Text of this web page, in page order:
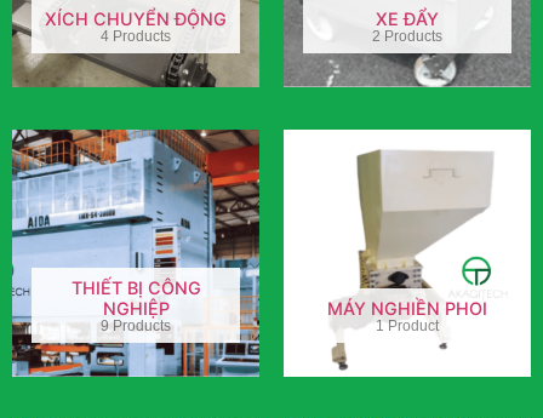
XÍCH CHUYỂN ĐỘNG
4 Products
XE ĐẨY
2 Products
THIẾT BỊ CÔNG
NGHIỆP
9 Products
MÁY NGHIỀN PHOI
1 Product